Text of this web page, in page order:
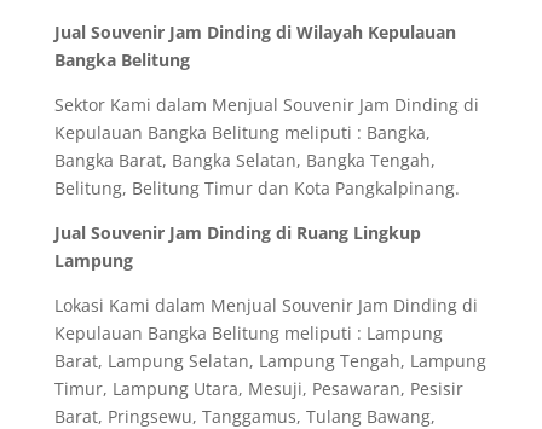
Jual Souvenir Jam Dinding di Wilayah Kepulauan
Bangka Belitung
Sektor Kami dalam Menjual Souvenir Jam Dinding di
Kepulauan Bangka Belitung meliputi : Bangka,
Bangka Barat, Bangka Selatan, Bangka Tengah,
Belitung, Belitung Timur dan Kota Pangkalpinang.
Jual Souvenir Jam Dinding di Ruang Lingkup
Lampung
Lokasi Kami dalam Menjual Souvenir Jam Dinding di
Kepulauan Bangka Belitung meliputi : Lampung
Barat, Lampung Selatan, Lampung Tengah, Lampung
Timur, Lampung Utara, Mesuji, Pesawaran, Pesisir
Barat, Pringsewu, Tanggamus, Tulang Bawang,